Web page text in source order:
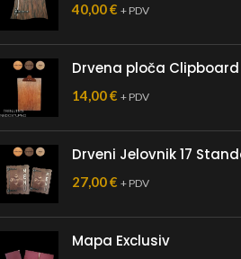
40,00€ + PDV
Drvena ploča
14,00€ + PDV
Drveni Jelovnik 17
27,00€ + PDV
Mapa Exclusiv